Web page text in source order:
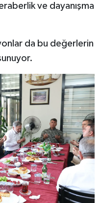
ve dayanışma
da bu değerlerin